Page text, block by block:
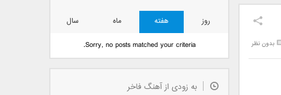
بدون نظر
روز هفته ماه
سال
Sorry, no posts matched your criteria.
به زودی از آهنگ فاخر